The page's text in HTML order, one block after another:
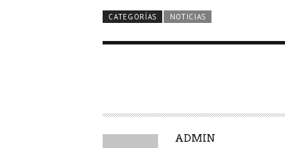
CATEGORÍAS NOTICIAS
A
ADMIN